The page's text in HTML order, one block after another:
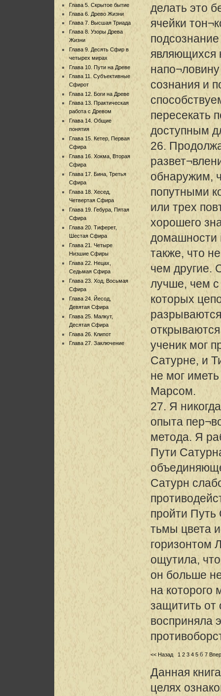
Глава 5. Скрытое бытие
Глава 6. Древо Жизни
Глава 7. Высшая Триада
Глава 8. Узоры Древа
Жизни
Глава 9. Десять Сфир в
четырех мирах
Глава 10. Пути на Древе
Глава 11. Субъективные
Сфирот
Глава 12. Боги на Древе
Глава 13. Практическая
работа с Древом
Глава 14. Общие
понятия
Глава 15. Кетер, Первая
Сфира
Глава 16. Хокма, Вторая
Сфира
Глава 17. Бина, Третья
Сфира
Глава 18. Хесед,
Четвертая Сфира
Глава 19. Гебура, Пятая
Сфира
Глава 20. Тиферет,
Шестая Сфира
Глава 21. Четыре
Низшие Сфиры
Глава 22. Нецах,
Седьмая Сфира
Глава 23. Ход, Восьмая
Сфира
Глава 24. Йесод,
Девятая Сфира
Глава 25. Малкут,
Десятая Сфира
Глава 26. Клипот
Глава 27. Заключение
делать это
ячейки
являющихся
сознания и
пересекать
доступным
26.
обнаружим,
попутными
или трех
хорошего
домашности
также, что
чем другие.
лучше, чем
которых
ученик мог
Сатурне, и
не мог
Марсом.
27. Я
опыта
метода. Я
Пути
Сатурн
пройти
тьмы цвета
горизонтом
ощутила,
он больше
на которого
защитить
восприняла
<< Назад 1 2 3 4 5 6 7
Данная
целях